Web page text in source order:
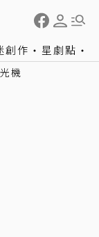
創作 星劇點
機